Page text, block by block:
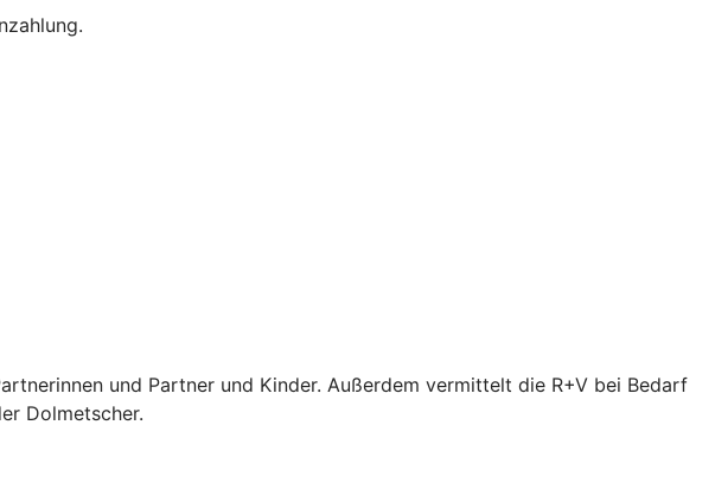
und Partner und Kinder. Außerdem vermittelt die R+V bei Bedarf
Dolmetscher.